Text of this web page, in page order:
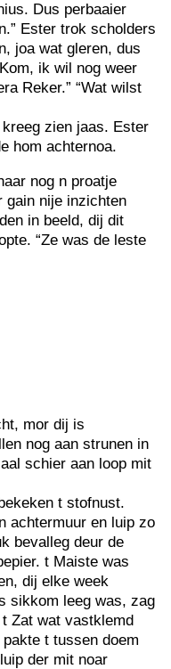
Dus perbaaier
Ester trok scholders
joa wat gleren, dus
ik wil nog weer
Reker.” “Wat wilst
zien jaas. Ester
hom achternoa.
nog n proatje
gain nije inzichten
in beeld, dij dit
“Ze was de leste
mor dij is
nog aan strunen in
schier aan loop mit
t stofnust.
achtermuur en luip zo
bevalleg deur de
t Maiste was
dij elke week
sikkom leeg was, zag
Zat wat vastklemd
t tussen doem
der mit noar